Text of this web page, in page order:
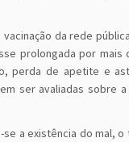
da rede
prolongada por mais
perda de apetite e
ser avaliadas sobre
a existência do mal,